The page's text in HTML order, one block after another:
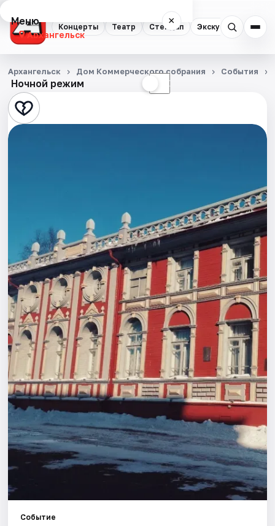
Концерты Театр Стендап Экскурсии
Меню ×
Архангельск
Концерты
Театр
Стендап
Города
Площадки
Артисты
Рейтинги
Ночной режим ☾
Архангельск Дом Коммерческого собрания События
Событие